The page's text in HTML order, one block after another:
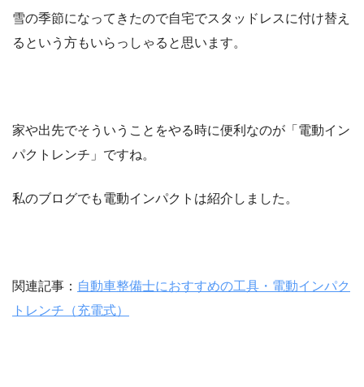
雪の季節になってきたので自宅でスタッドレスに付け替え
るという方もいらっしゃると思います。
家や出先でそういうことをやる時に便利なのが「電動イン
パクトレンチ」ですね。
私のブログでも電動インパクトは紹介しました。
関連記事： 自動車整備士におすすめの工具・電動インパク
トレンチ（充電式）